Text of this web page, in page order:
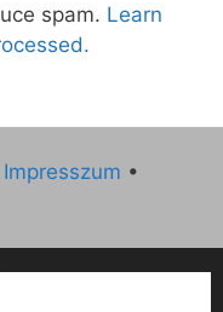
spam. Learn
Impresszum •